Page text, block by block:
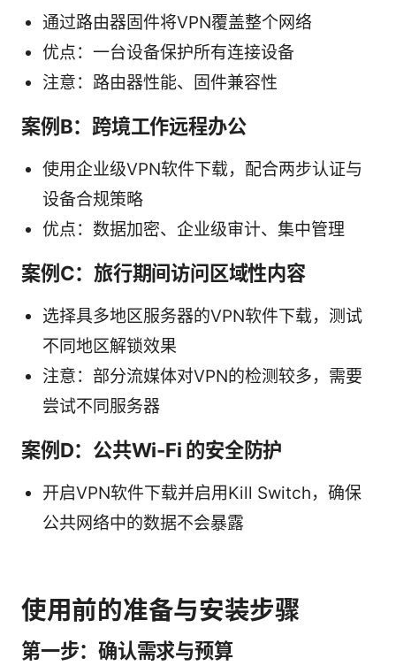
通过路由器固件将VPN覆盖整个网络
优点：一台设备保护所有连接设备
注意：路由器性能、固件兼容性
案例B：跨境工作远程办公
使用企业级VPN软件下载，配合两步认证与
设备合规策略
优点：数据加密、企业级审计、集中管理
案例C：旅行期间访问区域性内容
选择具多地区服务器的VPN软件下载，测试
不同地区解锁效果
注意：部分流媒体对VPN的检测较多，需要
尝试不同服务器
案例D：公共Wi-Fi 的安全防护
开启VPN软件下载并启用Kill Switch，确保
公共网络中的数据不会暴露
使用前的准备与安装步骤
第一步：确认需求与预算